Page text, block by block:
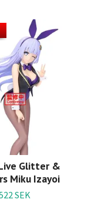
Glitter &
Miku Izayoi
SEK